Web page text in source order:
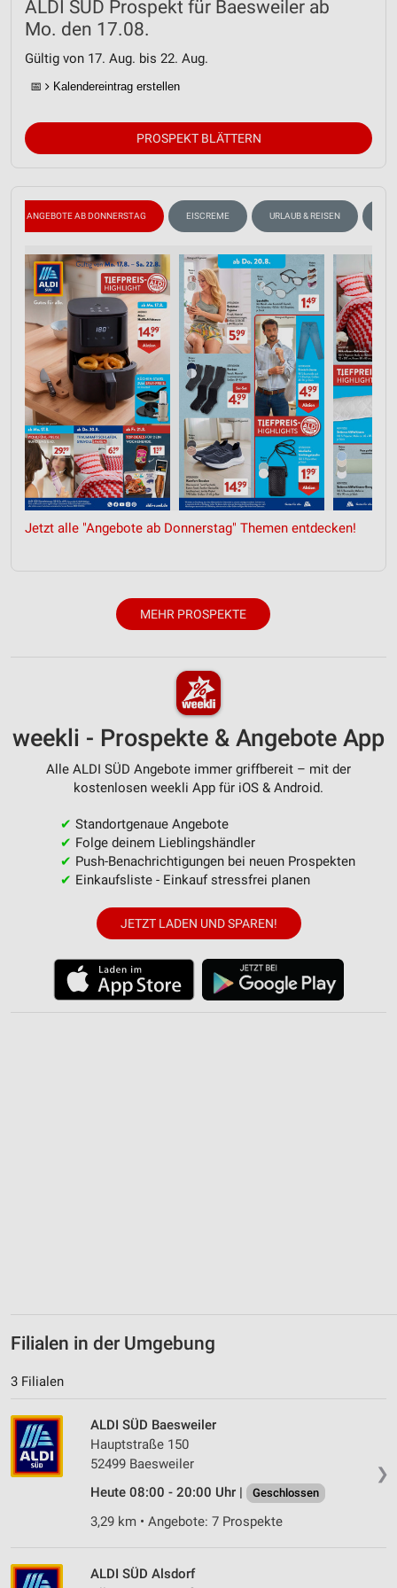
ALDI SÜD Prospekt für Baesweiler ab
Mo. den 17.08.
Gültig von 17. Aug. bis 22. Aug.
📅 Kalendereintrag erstellen
PROSPEKT BLÄTTERN
ANGEBOTE AB DONNERSTAG EISCREME URLAUB & REISEN
Jetzt alle "Angebote ab Donnerstag" Themen entdecken!
MEHR PROSPEKTE
weekli - Prospekte & Angebote App
Alle ALDI SÜD Angebote immer griffbereit – mit der
kostenlosen weekli App für iOS & Android.
✔ Standortgenaue Angebote
✔ Folge deinem Lieblingshändler
✔ Push-Benachrichtigungen bei neuen Prospekten
✔ Einkaufsliste - Einkauf stressfrei planen
JETZT LADEN UND SPAREN!
Filialen in der Umgebung
3 Filialen
❯
ALDI SÜD Baesweiler
Hauptstraße 150
52499 Baesweiler
Heute 08:00 - 20:00 Uhr |
Geschlossen
3,29 km • Angebote: 7 Prospekte
ALDI SÜD Alsdorf